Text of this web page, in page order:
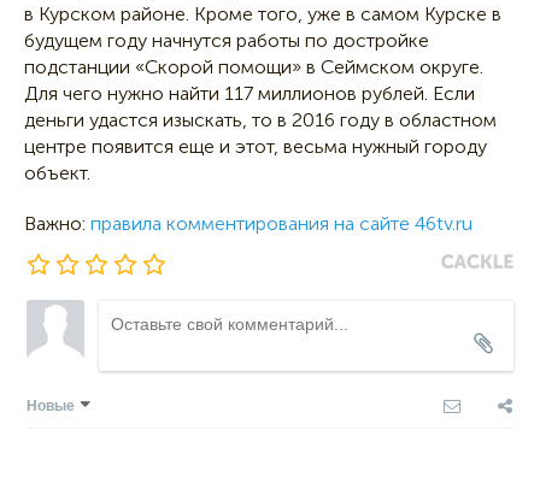
в Курском районе. Кроме того, уже в самом Курске в
будущем году начнутся работы по достройке
подстанции «Скорой помощи» в Сеймском округе.
Для чего нужно найти 117 миллионов рублей. Если
деньги удастся изыскать, то в 2016 году в областном
центре появится еще и этот, весьма нужный городу
объект.
Важно: правила комментирования на сайте 46tv.ru
Новые